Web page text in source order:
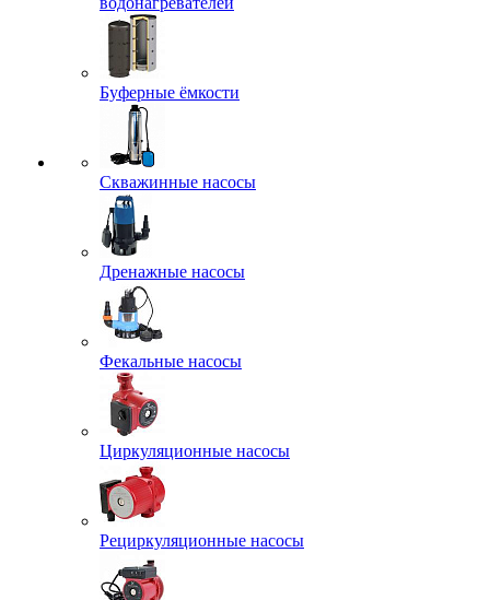
Буферные ёмкости
Скважинные насосы
Дренажные насосы
Фекальные насосы
Циркуляционные насосы
Рециркуляционные насосы